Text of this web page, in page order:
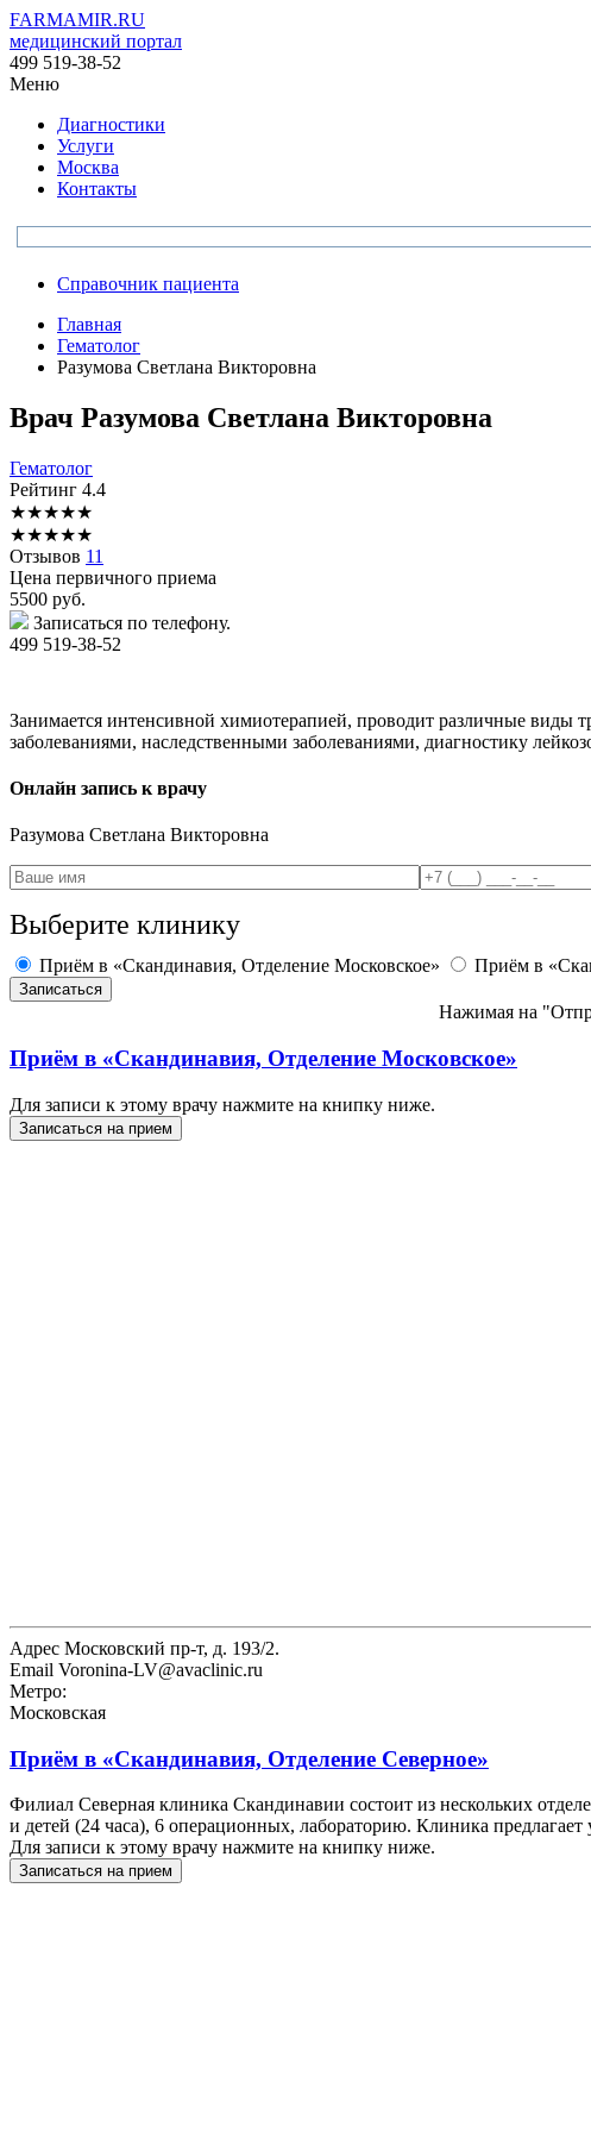
FARMAMIR.RU
медицинский портал
499 519-38-52
Меню
Диагностики
Услуги
Москва
Контакты
Справочник пациента
Главная
Гематолог
Разумова Светлана Викторовна
Врач Разумова Светлана Викторовна
Гематолог
Рейтинг 4.4
★★★★★
★★★★★
Отзывов 11
Цена первичного приема
5500 руб.
Записаться по телефону.
499 519-38-52
Занимается интенсивной химиотерапией, проводит различные виды
заболеваниями, наследственными заболеваниями, диагностику
Онлайн запись к врачу
Разумова Светлана Викторовна
Выберите клинику
Приём в «Скандинавия, Отделение Московское» Приём в
Нажимая на
Приём в «Скандинавия, Отделение Московское»
Для записи к этому врачу нажмите на книпку ниже.
Записаться на прием
Адрес Московский пр-т, д. 193/2.
Email Voronina-LV@avaclinic.ru
Метро:
Московская
Приём в «Скандинавия, Отделение Северное»
Филиал Северная клиника Скандинавии состоит из нескольких
и детей (24 часа), 6 операционных, лабораторию. Клиника
Для записи к этому врачу нажмите на книпку ниже.
Записаться на прием